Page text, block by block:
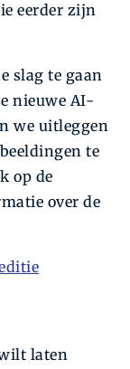
eerder zijn
slag te gaan
nieuwe AI-
we uitleggen
te
op de
over de
laten